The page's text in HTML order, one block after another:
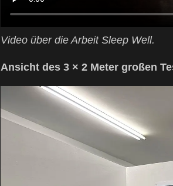
Video über die Arbeit Sleep Well.
Ansicht des 3 × 2 Meter großen